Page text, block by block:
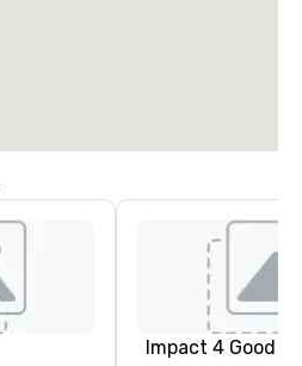
Impact 4 Good